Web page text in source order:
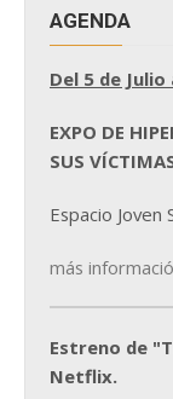
AGENDA
Del 5 de
EXPO DE
SUS
Espacio
más
Estreno de
Netflix.